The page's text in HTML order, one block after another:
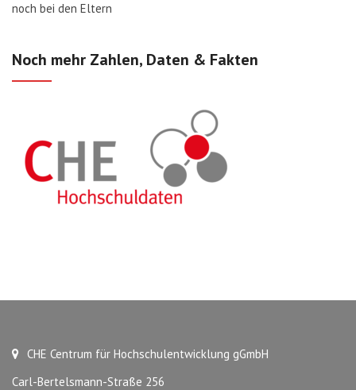
noch bei den Eltern
Noch mehr Zahlen, Daten & Fakten
CHE Centrum für Hochschulentwicklung gGmbH
Carl-Bertelsmann-Straße 256